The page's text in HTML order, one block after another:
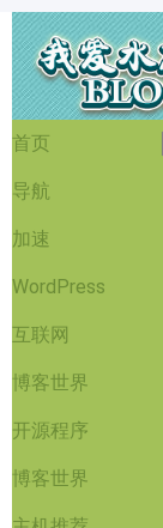
首页
导航
加速
WordPress
互联网
博客世界
开源程序
博客世界